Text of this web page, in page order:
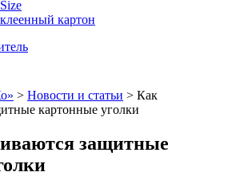
картон
> Новости и статьи > Как
картонные уголки
защитные